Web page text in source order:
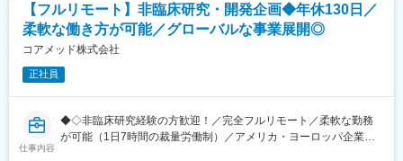
■組織構成：
CMC担当11名（2名男性、9名女性）
30代～40代で構成されています。
お子様がおられる社員が多く、在宅勤務のため子育てしながらキ
研究所での経験、CMC薬事の経験者が多いです。
■業務の特徴：
・プロジェクトは個人で完結させるのではなく、社内メンバーと
連携しながら分担して推進しています。
・国内外の規制当局と関わりながら、国際基準での薬事戦略に携
われる環境です。
■教育体制：
通常医薬品メーカー出身が会員である関西医薬協会に、当社は会
員として登録しています。業界関連のセミナーにも参加すること
【フルリモート】非臨床研究・開発企画◆年休130日／
柔軟な働き方が可能／グローバルな事業展開◎
コアメッド株式会社
正社員
仕事内容
◆◇非臨床研究経験の方歓迎！／完全フルリモート／柔軟な勤務
が可能（1日7時間の裁量労働制）／アメリカ・ヨーロッパ企業と